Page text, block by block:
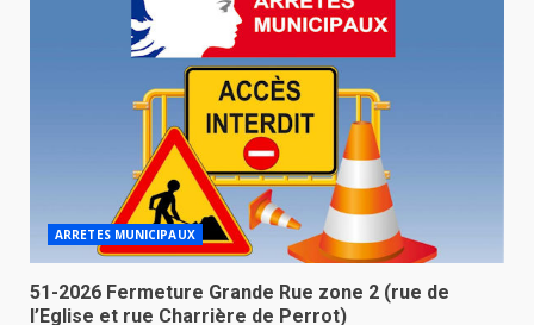
ARRETES MUNICIPAUX
51-2026 Fermeture Grande Rue zone 2 (rue de
l’Eglise et rue Charrière de Perrot)